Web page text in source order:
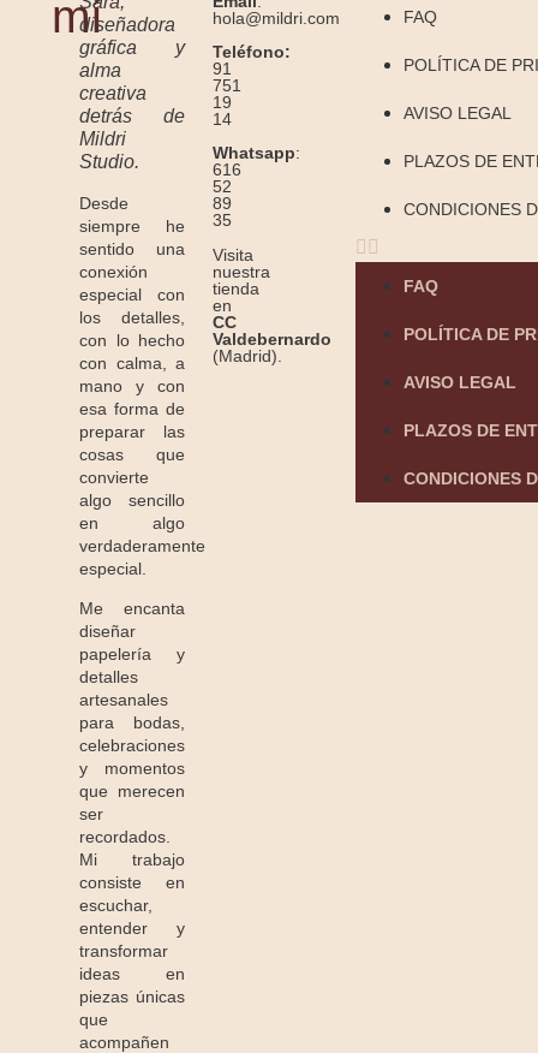
mídiseñadora
gráfica y
alma
creativa
detrás de
Mildri
Studio.
Desde
siempre he
sentido una
conexión
especial con
los detalles,
con lo hecho
con calma, a
mano y con
esa forma de
preparar las
cosas que
convierte
algo sencillo
en algo
verdaderamente
especial.
Me encanta
diseñar
papelería y
detalles
artesanales
para bodas,
celebraciones
y momentos
que merecen
ser
recordados.
Mi trabajo
consiste en
escuchar,
entender y
transformar
ideas en
piezas únicas
que
acompañen
hola@mildri.com
Teléfono:
91
751
19
14
Whatsapp:
616
52
89
35
Visita
nuestra
tienda
en
CC
Valdebernardo
(Madrid).
FAQ
POLÍTICA DE
AVISO LEGAL
PLAZOS DE
CONDICIONES
FAQ
POLÍTICA DE
AVISO LEGAL
PLAZOS DE
CONDICIONES